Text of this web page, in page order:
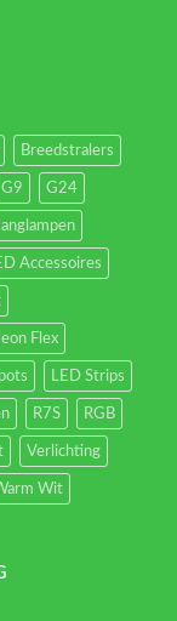
Breedstralers
G9 G24
Accessoires
Flex
LED Strips
R7S RGB
Verlichting
Wit